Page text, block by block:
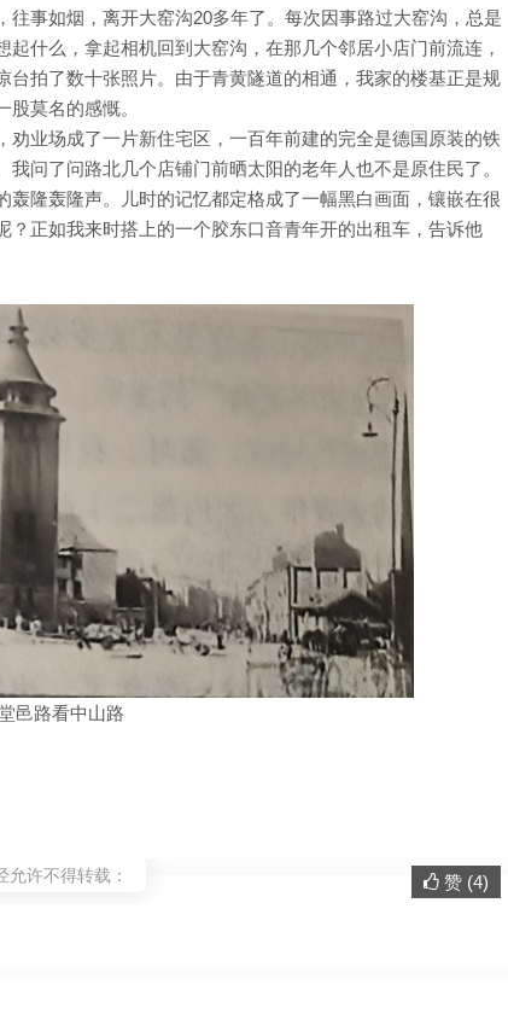
事如烟，离开大窑沟20多年了。每次因事路过大窑沟，总是
什么，拿起相机回到大窑沟，在那几个邻居小店门前流连，
拍了数十张照片。由于青黄隧道的相通，我家的楼基正是规
莫名的感慨。
业场成了一片新住宅区，一百年前建的完全是德国原装的铁
问了问路北几个店铺门前晒太阳的老年人也不是原住民了。
隆轰隆声。儿时的记忆都定格成了一幅黑白画面，镶嵌在很
正如我来时搭上的一个胶东口音青年开的出租车，告诉他
邑路看中山路
赞 (4)
允许不得转载：